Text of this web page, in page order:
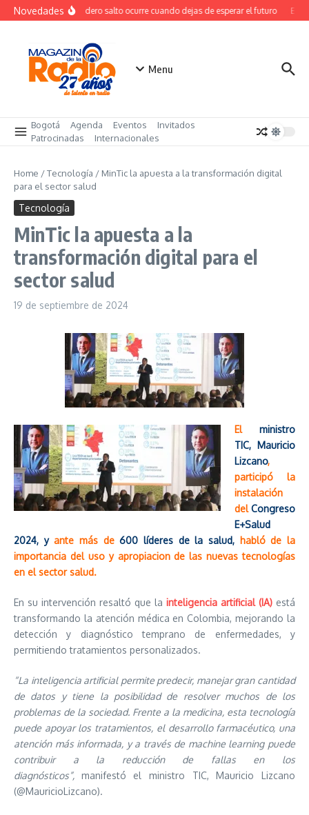
Saltar al contenido
NovedadesEl verdadero salto ocurre cuando dejas de esperar el futuro El
Menu
Bogotá Agenda Eventos
Invitados
Patrocinadas
Internacionales
Home /Tecnología / MinTic la apuesta a la transformación digital
para el sector salud
Tecnología
MinTic la apuesta a la
transformación digital para el
sector salud
19 de septiembre de 2024
Elministro
TIC, Mauricio
Lizcano,
participó la
instalación
delCongreso
E+Salud
2024, yante más de600 líderes de la salud, habló de la
importancia del uso y apropiacion de las nuevas tecnologías
en el sector salud.
En su intervención resaltó que la inteligencia artificial (IA) está
transformando la atención médica en Colombia, mejorando la
detección y diagnóstico temprano de enfermedades, y
permitiendo tratamientos personalizados.
“La inteligencia artificial permite predecir, manejar gran cantidad
de datos y tiene la posibilidad de resolver muchos de los
problemas de la sociedad. Frente a la medicina, esta tecnología
puede apoyar los tratamientos, el desarrollo farmacéutico, una
atención más informada, y a través de machine learning puede
contribuir a la reducción de fallas en los
diagnósticos”, manifestó el ministro TIC, Mauricio Lizcano
(@MauricioLizcano).